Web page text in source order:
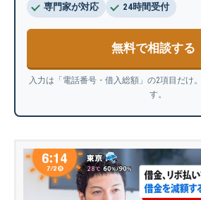
専門家が対応
24時間受付
無料で相談する
入力は「電話番号・借入総額」の2項目だけ
す。